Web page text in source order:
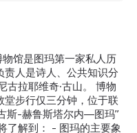
馆是图玛第一家私人历
责人是诗人、公共知识分
古拉耶维奇·古山。 博物
步行仅三分钟，位于联
斯-赫鲁斯塔尔内—图玛”
了解到： - 图玛的主要象